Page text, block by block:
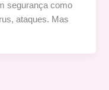
segurança como
ataques. Mas